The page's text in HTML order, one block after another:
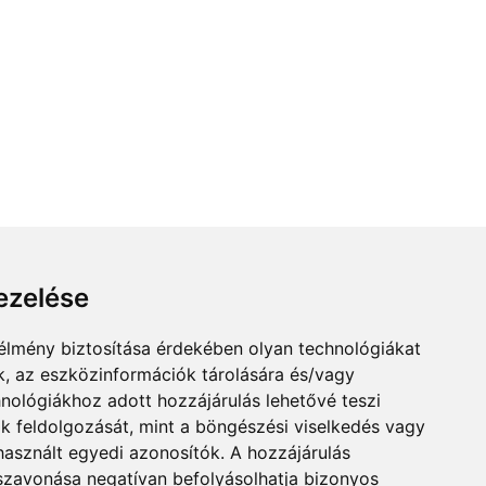
biztosítása érdekében olyan technológiákat
az eszközinformációk tárolására és/vagy
adott hozzájárulás lehetővé teszi
feldolgozását, mint a böngészési viselkedés vagy
egyedi azonosítók. A hozzájárulás
negatívan befolyásolhatja bizonyos